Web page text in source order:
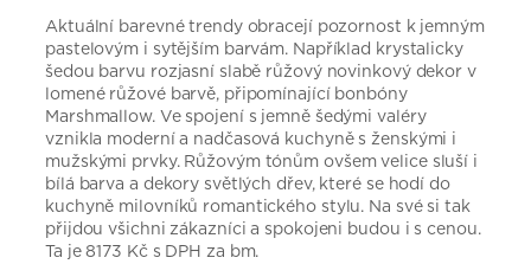
Aktuální barevné trendy obracejí pozornost k jemným
pastelovým i sytějším barvám. Například krystalicky
šedou barvu rozjasní slabě růžový novinkový dekor v
lomené růžové barvě, připomínající bonbóny
Marshmallow. Ve spojení s jemně šedými valéry
vznikla moderní a nadčasová kuchyně s ženskými i
mužskými prvky. Růžovým tónům ovšem velice sluší i
bílá barva a dekory světlých dřev, které se hodí do
kuchyně milovníků romantického stylu. Na své si tak
přijdou všichni zákazníci a spokojeni budou i s cenou.
Ta je 8173 Kč s DPH za bm.